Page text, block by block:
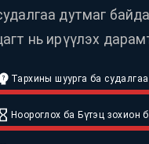
дутмаг
нь ирүүлэх
Тархины шуурга ба судалгаа
Ноороглох ба Бүтэц зохион